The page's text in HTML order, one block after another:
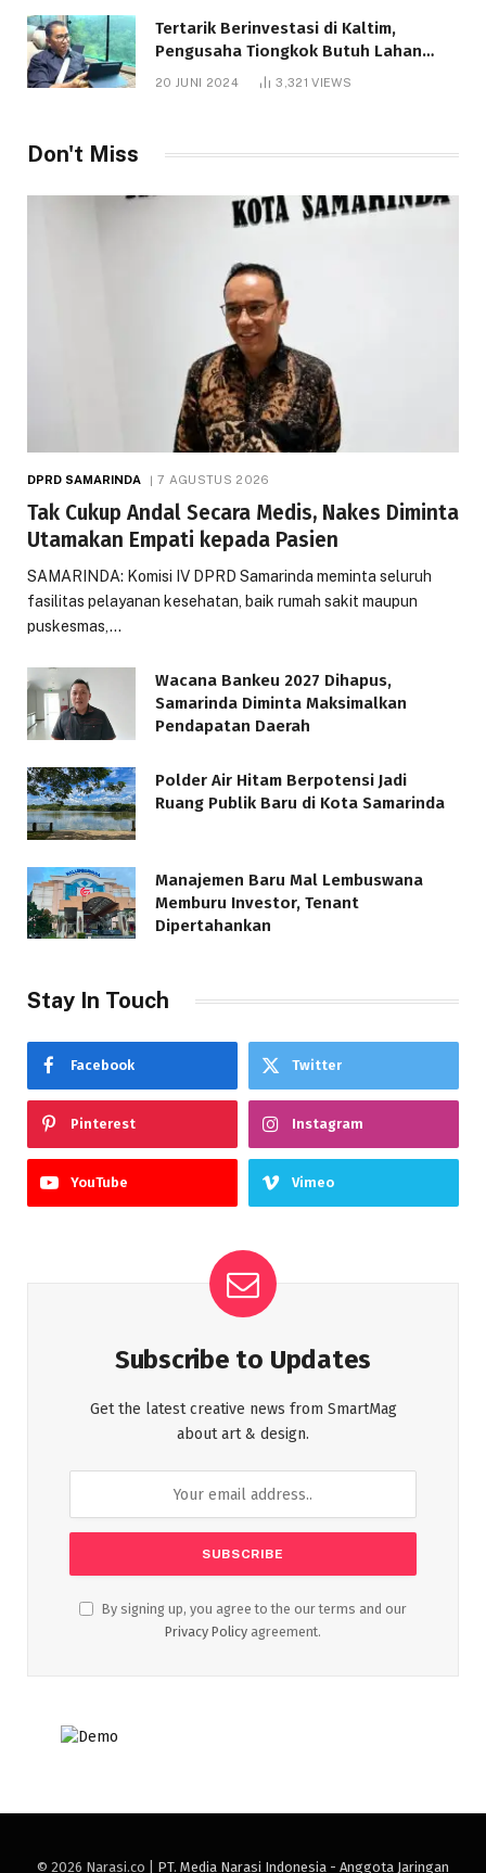
Tertarik Berinvestasi di Kaltim,
Pengusaha Tiongkok Butuh Lahan
1.000 Hektare
20 JUNI 2024 3,321VIEWS
Don't Miss
DPRD SAMARINDA 7 AGUSTUS 2026
Tak Cukup Andal Secara Medis, Nakes Diminta
Utamakan Empati kepada Pasien
SAMARINDA: Komisi IV DPRD Samarinda meminta seluruh
fasilitas pelayanan kesehatan, baik rumah sakit maupun
puskesmas,…
Wacana Bankeu 2027 Dihapus,
Samarinda Diminta Maksimalkan
Pendapatan Daerah
Polder Air Hitam Berpotensi Jadi
Ruang Publik Baru di Kota Samarinda
Manajemen Baru Mal Lembuswana
Memburu Investor, Tenant
Dipertahankan
Stay In Touch
Facebook Twitter
Pinterest Instagram
YouTube Vimeo
Subscribe to Updates
Get the latest creative news from SmartMag
about art & design.
By signing up, you agree to the our terms and our
Privacy Policy agreement.
© 2026 Narasi.co | PT. Media Narasi Indonesia - Anggota Jaringan